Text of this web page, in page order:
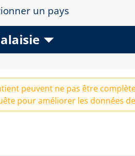
un pays
peuvent ne pas être
pour améliorer les données